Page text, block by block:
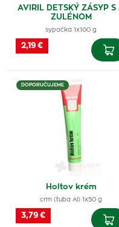
AVIRIL DETSKÝ ZÁSYP S
ZULÉNOM
sypačka 1x100 g
2,19 €
DOPORUČUJEME
Holtov krém
crm (tuba Al) 1x50 g
3,79 €